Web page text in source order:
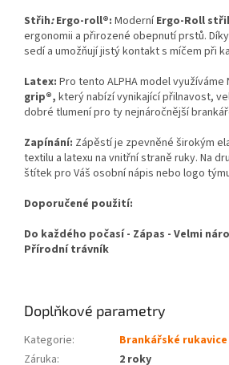
Střih:Ergo-roll®: ModerníErgo-Roll
ergonomii a přirozené obepnutí prstů.
sedí a umožňují jistý kontakt s míčem při
Latex: Pro tento ALPHA model využíváme
grip®, který nabízí vynikající přilnavost,
dobré tlumení pro ty nejnáročnější
Zapínání: Zápěstí je zpevněné širokým
textilu a latexu na vnitřní straně ruky. Na
štítek pro Váš osobní nápis nebo logo
Doporučené použití:
Do každého počasí - Zápas - Velmi
Přírodní trávník
Doplňkové parametry
Kategorie:
Brankářské rukavice
Záruka:
2 roky